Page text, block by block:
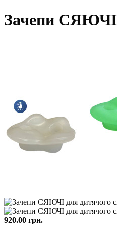
Зачепи СЯЮЧІ
920.00 грн.